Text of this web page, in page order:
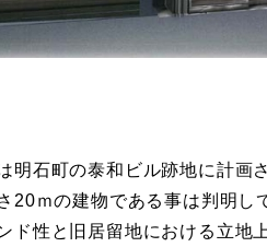
明石町の泰和ビル跡地に計
20ｍの建物である事は判明し
ド性と旧居留地における立地